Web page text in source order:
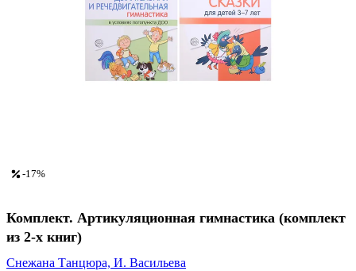
-17%
Комплект. Артикуляционная гимнастика (комплект
из 2-х книг)
Снежана Танцюра, И. Васильева